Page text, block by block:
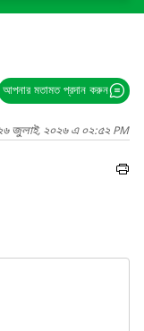
আপনার মতামত প্রদান করুন
২৬ জুলাই, ২০২৬ এ ০২:৫২ PM